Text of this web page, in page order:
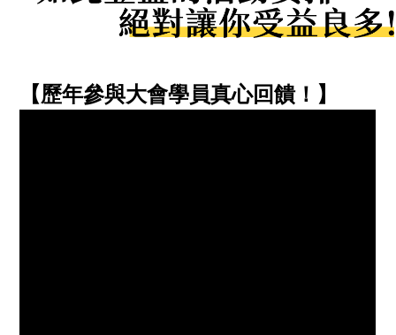
【歷年參與大會學員真心回饋！】